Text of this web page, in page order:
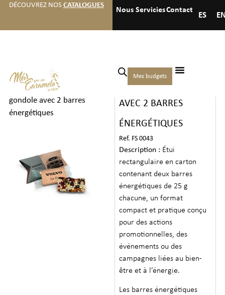
DÉCOUVREZ NOS CATALOGUES
Nous ServiciesContact
ES
Mes budgets
Accueil
Noix et
collations/Collations
gondole avec 2 barres
énergétiques
BOÎTE GONDOLE
AVEC 2 BARRES
ÉNERGÉTIQUES
Ref. FS 0043
Description : Étui
rectangulaire en carton
contenant deux barres
énergétiques de 25 g
chacune, un format
compact et pratique conçu
pour des actions
promotionnelles, des
événements ou des
campagnes liées au bien-
être et à l’énergie.
Les barres énergétiques